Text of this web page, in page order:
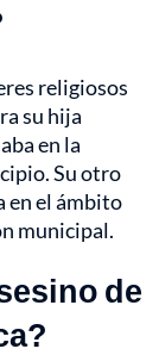
religiosos
su hija
en la
Su otro
en el ámbito
municipal.
de